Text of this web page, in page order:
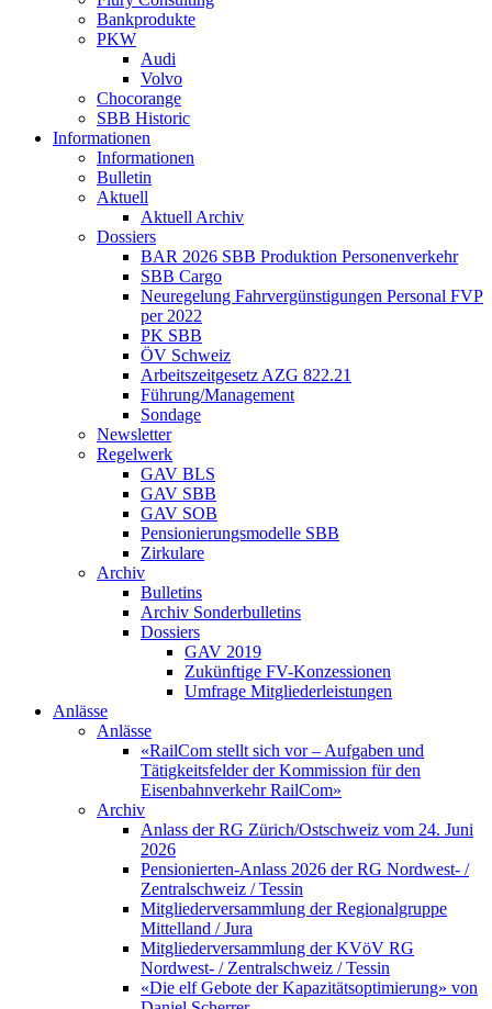
Bankprodukte
PKW
Audi
Volvo
Chocorange
SBB Historic
Informationen
Informationen
Bulletin
Aktuell
Aktuell Archiv
Dossiers
BAR 2026 SBB Produktion Personenverkehr
SBB Cargo
Neuregelung Fahrvergünstigungen Personal FVP
per 2022
PK SBB
ÖV Schweiz
Arbeitszeitgesetz AZG 822.21
Führung/Management
Sondage
Newsletter
Regelwerk
GAV BLS
GAV SBB
GAV SOB
Pensionierungsmodelle SBB
Zirkulare
Archiv
Bulletins
Archiv Sonderbulletins
Dossiers
GAV 2019
Zukünftige FV-Konzessionen
Umfrage Mitgliederleistungen
Anlässe
Anlässe
«RailCom stellt sich vor – Aufgaben und
Tätigkeitsfelder der Kommission für den
Eisenbahnverkehr RailCom»
Archiv
Anlass der RG Zürich/Ostschweiz vom 24. Juni
2026
Pensionierten-Anlass 2026 der RG Nordwest- /
Zentralschweiz / Tessin
Mitgliederversammlung der Regionalgruppe
Mittelland / Jura
Mitgliederversammlung der KVöV RG
Nordwest- / Zentralschweiz / Tessin
«Die elf Gebote der Kapazitätsoptimierung» von